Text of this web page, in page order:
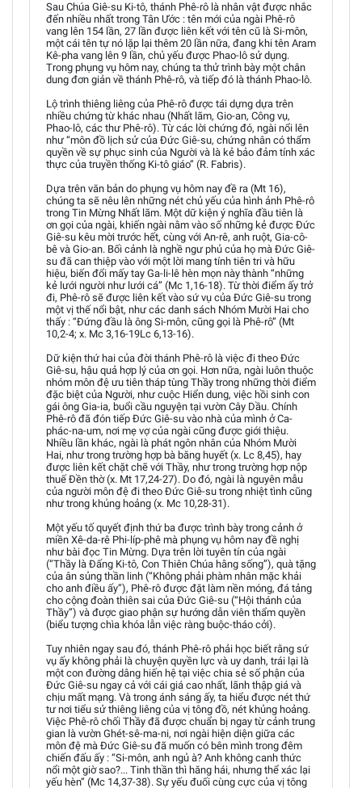
Sau Chúa Giê-su Ki-tô, thánh Phê-rô là nhân vật được nhắc
đến nhiều nhất trong Tân Ước : tên mới của ngài Phê-rô
vang lên 154 lần, 27 lần được liên kết với tên cũ là Si-môn,
một cái tên tự nó lặp lại thêm 20 lần nữa, đang khi tên Aram
Kê-pha vang lên 9 lần, chủ yếu được Phao-lô sử dụng.
Trong phụng vụ hôm nay, chúng ta thử trình bày một chân
dung đơn giản về thánh Phê-rô, và tiếp đó là thánh Phao-lô.
Lộ trình thiêng liêng của Phê-rô được tái dựng dựa trên
nhiều chứng từ khác nhau (Nhất lãm, Gio-an, Công vụ,
Phao-lô, các thư Phê-rô). Từ các lời chứng đó, ngài nổi lên
như “môn đồ lịch sử của Đức Giê-su, chứng nhân có thẩm
quyền về sự phục sinh của Người và là kẻ bảo đảm tính xác
thực của truyền thống Ki-tô giáo” (R. Fabris).
Dựa trên văn bản do phụng vụ hôm nay đề ra (Mt 16),
chúng ta sẽ nêu lên những nét chủ yếu của hình ảnh Phê-rô
trong Tin Mừng Nhất lãm. Một dữ kiện ý nghĩa đầu tiên là
ơn gọi của ngài, khiến ngài nằm vào số những kẻ được Đức
Giê-su kêu mời trước hết, cùng với An-rê, anh ruột, Gia-cô-
bê và Gio-an. Bối cảnh là nghề ngư phủ của họ mà Đức Giê-
su đã can thiệp vào với một lời mang tính tiên tri và hữu
hiệu, biến đổi mấy tay Ga-li-lê hèn mọn này thành “những
kẻ lưới người như lưới cá” (Mc 1,16-18). Từ thời điểm ấy trở
đi, Phê-rô sẽ được liên kết vào sứ vụ của Đức Giê-su trong
một vị thế nổi bật, như các danh sách Nhóm Mười Hai cho
thấy : “Đứng đầu là ông Si-môn, cũng gọi là Phê-rô” (Mt
10,2-4; x. Mc 3,16-19Lc 6,13-16).
Dữ kiện thứ hai của đời thánh Phê-rô là việc đi theo Đức
Giê-su, hậu quả hợp lý của ơn gọi. Hơn nữa, ngài luôn thuộc
nhóm môn đệ ưu tiên tháp tùng Thầy trong những thời điểm
đặc biệt của Người, như cuộc Hiển dung, việc hồi sinh con
gái ông Gia-ia, buổi cầu nguyện tại vườn Cây Dầu. Chính
Phê-rô đã đón tiếp Đức Giê-su vào nhà của mình ở Ca-
phác-na-um, nơi mẹ vợ của ngài cũng được giới thiệu.
Nhiều lần khác, ngài là phát ngôn nhân của Nhóm Mười
Hai, như trong trường hợp bà băng huyết (x. Lc 8,45), hay
được liên kết chặt chẽ với Thầy, như trong trường hợp nộp
thuế Đền thờ (x. Mt 17,24-27). Do đó, ngài là nguyên mẫu
của người môn đệ đi theo Đức Giê-su trong nhiệt tình cũng
như trong khủng hoảng (x. Mc 10,28-31).
Một yếu tố quyết định thứ ba được trình bày trong cảnh ở
miền Xê-da-rê Phi-líp-phê mà phụng vụ hôm nay đề nghị
như bài đọc Tin Mừng. Dựa trên lời tuyên tín của ngài
(“Thầy là Đấng Ki-tô, Con Thiên Chúa hằng sống”), quà tặng
của ân sủng thần linh (“Không phải phàm nhân mặc khải
cho anh điều ấy”), Phê-rô được đặt làm nền móng, đá tảng
cho cộng đoàn thiên sai của Đức Giê-su (“Hội thánh của
Thầy”) và được giao phận sự hướng dẫn viên thẩm quyền
(biểu tượng chìa khóa lẫn việc ràng buộc-tháo cởi).
Tuy nhiên ngay sau đó, thánh Phê-rô phải học biết rằng sứ
vụ ấy không phải là chuyện quyền lực và uy danh, trái lại là
một con đường dâng hiến hệ tại việc chia sẻ số phận của
Đức Giê-su ngay cả với cái giá cao nhất, lãnh thập giá và
chịu mất mạng. Và trong ánh sáng ấy, ta hiểu được nét thứ
tư nơi tiểu sử thiêng liêng của vị tông đồ, nét khủng hoảng.
Việc Phê-rô chối Thầy đã được chuẩn bị ngay từ cảnh trung
gian là vườn Ghét-sê-ma-ni, nơi ngài hiện diện giữa các
môn đệ mà Đức Giê-su đã muốn có bên mình trong đêm
chiến đấu ấy : “Si-môn, anh ngủ à? Anh không canh thức
nổi một giờ sao?... Tinh thần thì hăng hái, nhưng thể xác lại
yếu hèn” (Mc 14,37-38). Sự yếu đuối cùng cực của vị tông